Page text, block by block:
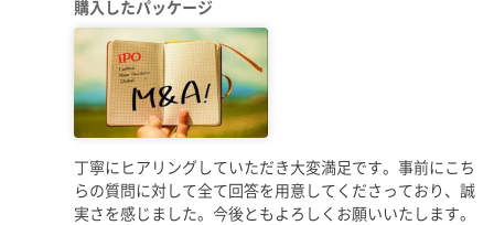
購入したパッケージ
丁寧にヒアリングしていただき大変満足です。事前にこち
らの質問に対して全て回答を用意してくださっており、誠
実さを感じました。今後ともよろしくお願いいたします。